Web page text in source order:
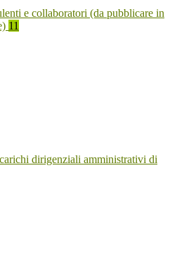
e collaboratori (da pubblicare in
11
dirigenziali amministrativi di